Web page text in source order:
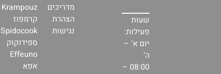
שעות
פעילות:
יום א' –
ה'
08:00 –
מדריכים
הצהרת
נגישות
Krampouz
קרמפוז
Spidocook
ספידוקוק
Effeuno
אפא